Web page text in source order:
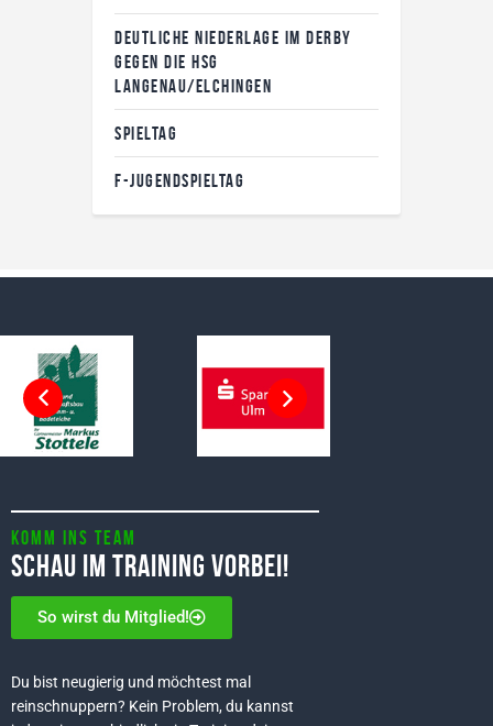
DEUTLICHE NIEDERLAGE IM DERBY
GEGEN DIE HSG
LANGENAU/ELCHINGEN
SPIELTAG
F-JUGENDSPIELTAG
Komm ins Team
Schau im Training vorbei!
So wirst du Mitglied!
Du bist neugierig und möchtest mal
reinschnuppern? Kein Problem, du kannst